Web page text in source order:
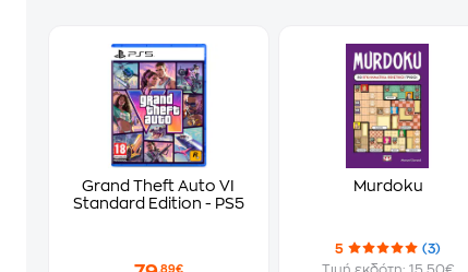
Grand Theft Auto VI
Standard Edition - PS5
,89€
Murdoku
5
(3)